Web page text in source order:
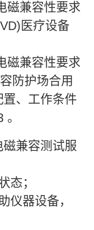
磁兼容性要求
医疗设备
磁兼容性要求
防护场合用
、工作条件
兼容测试服
态；
仪器设备，